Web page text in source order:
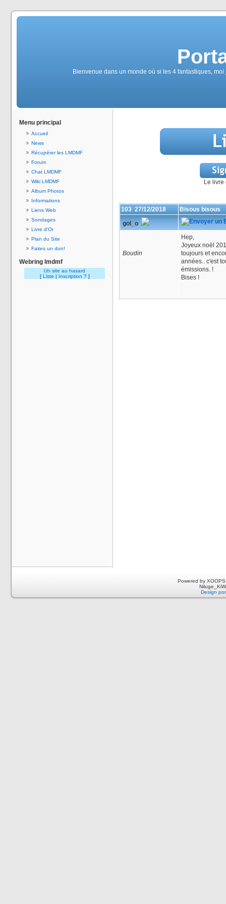
Bienvenue dans un monde où si les 4 fantastiques,
Menu principal
Accueil
News
Récupérer les LMDMF
Forum
Chat LMDMF
Wiki LMDMF
Album Photos
Informations
Liens Web
Sondages
Livre d'Or
Plan du Site
Faites un don!
Webring lmdmf
Un site au hasard
[ Liste | Inscription ? ]
Le
103 27/12/2018
Bisous bisous
gol_o
Boudin
Hep,
Joyeux noël
toujours et
années.. c'est
émissions. !
Bises !
Powered by
Design